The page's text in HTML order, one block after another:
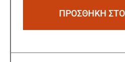
ΠΡΟΣΘΗΚΗ